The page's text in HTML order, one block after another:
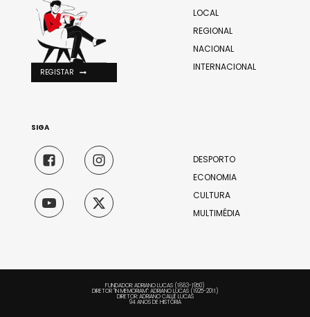
LOCAL
REGIONAL
NACIONAL
INTERNACIONAL
DESPORTO
ECONOMIA
CULTURA
MULTIMÉDIA
REGISTAR
SIGA
FUNDADOR: ADRIANO LUCAS (1883-1950)
DIRETOR "IN MEMORIAM": ADRIANO LUCAS (1925-2011)
DIRETOR: ADRIANO CALLÉ LUCAS
94 ANOS DE HISTÓRIA